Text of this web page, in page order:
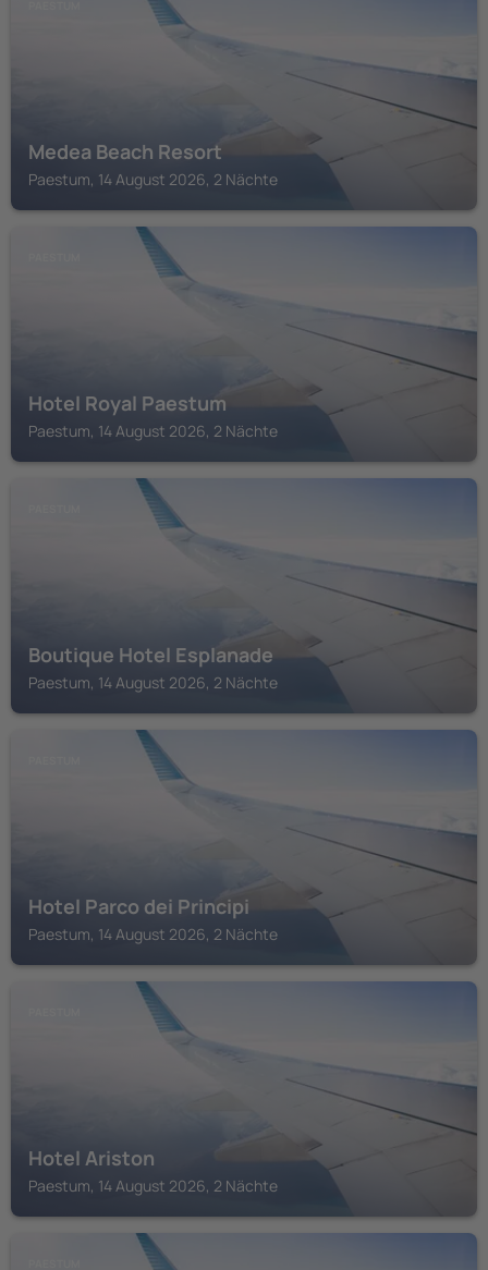
Medea Beach Resort
Paestum, 14 August 2026, 2 Nächte
Hotel Royal Paestum
Paestum, 14 August 2026, 2 Nächte
Boutique Hotel Esplanade
Paestum, 14 August 2026, 2 Nächte
Hotel Parco dei Principi
Paestum, 14 August 2026, 2 Nächte
Hotel Ariston
Paestum, 14 August 2026, 2 Nächte